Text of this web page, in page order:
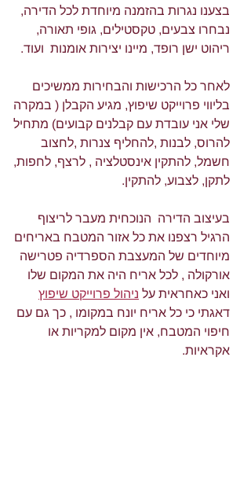
בצענו נגרות בהזמנה מיוחדת לכל הדירה,
נבחרו צבעים, טקסטילים, גופי תאורה,
ריהוט ישן רופד, מיינו יצירות אומנות  ועוד.
לאחר כל הרכישות והבחירות ממשיכים
בליווי פרוייקט שיפוץ, מגיע הקבלן ( במקרה
שלי אני עובדת עם קבלנים קבועים) מתחיל
להרוס, לבנות ,להחליף צנרות ,לחצוב
חשמל, להתקין אינסטלציה , לרצף, לחפות,
לתקן, לצבוע, להתקין.
בעיצוב הדירה  הנוכחית מעבר לריצוף
הרגיל רצפנו את כל אזור המטבח באריחים
מיוחדים של המעצבת הספרדיה פטרישה
אורקולה , לכל אריח היה את המקום שלו
ואני כאחראית על ניהול פרוייקט שיפוץ
דאגתי כי כל אריח יונח במקומו , כך גם עם
חיפוי המטבח, אין מקום למקריות או
אקראיות.